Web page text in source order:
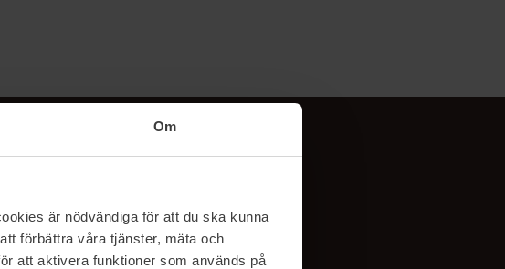
Om
är nödvändiga för att du ska kunna
förbättra våra tjänster, mäta och
att aktivera funktioner som används på
min beställning
Följ oss
Facebook
Instagram